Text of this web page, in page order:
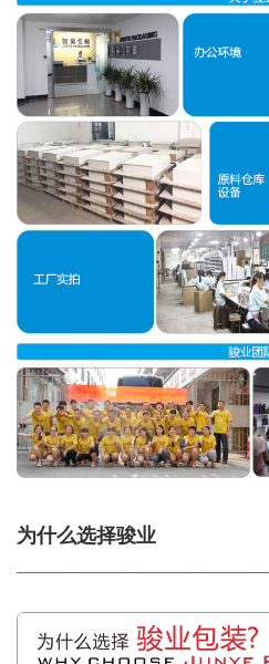
为什么选择骏业